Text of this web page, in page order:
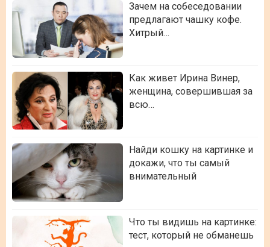
Зачем на собеседовании
предлагают чашку кофе.
Хитрый…
Как живет Ирина Винер,
женщина, совершившая за
всю…
Найди кошку на картинке и
докажи, что ты самый
внимательный
Что ты видишь на картинке:
тест, который не обманешь